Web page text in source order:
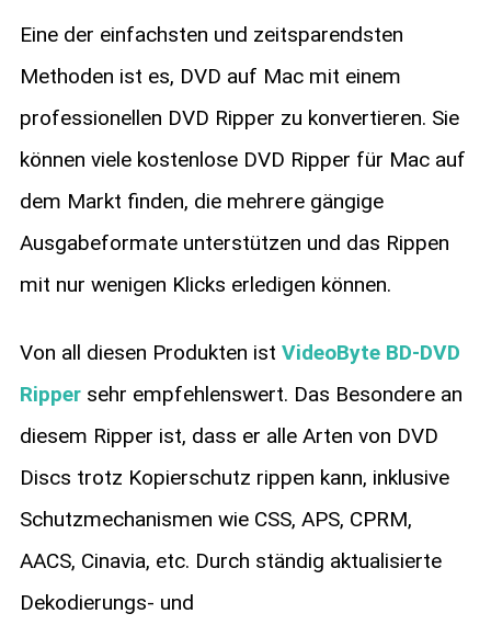
Eine der einfachsten und zeitsparendsten
Methoden ist es, DVD auf Mac mit einem
professionellen DVD Ripper zu konvertieren. Sie
können viele kostenlose DVD Ripper für Mac auf
dem Markt finden, die mehrere gängige
Ausgabeformate unterstützen und das Rippen
mit nur wenigen Klicks erledigen können.
Von all diesen Produkten ist VideoByte BD-DVD
Rippersehr empfehlenswert. Das Besondere an
diesem Ripper ist, dass er alle Arten von DVD
Discs trotz Kopierschutz rippen kann, inklusive
Schutzmechanismen wie CSS, APS, CPRM,
AACS, Cinavia, etc. Durch ständig aktualisierte
Dekodierungs- und